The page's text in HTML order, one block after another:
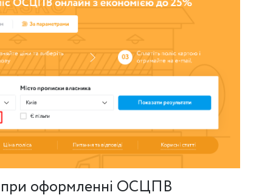
при оформленні ОСЦПВ